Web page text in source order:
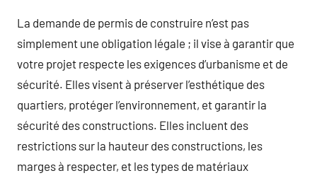
La demande de permis de construire n’est pas
simplement une obligation légale ; il vise à garantir que
votre projet respecte les exigences d’urbanisme et de
sécurité. Elles visent à préserver l’esthétique des
quartiers, protéger l’environnement, et garantir la
sécurité des constructions. Elles incluent des
restrictions sur la hauteur des constructions, les
marges à respecter, et les types de matériaux